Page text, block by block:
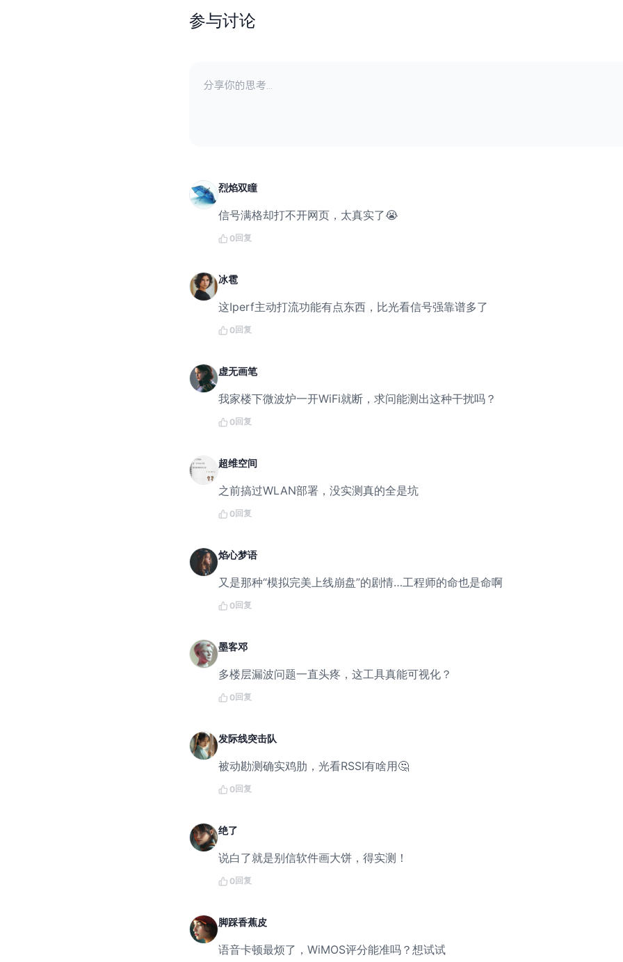
参与讨论
烈焰双瞳
信号满格却打不开网页，太真实了😭
0回复
冰雹
这Iperf主动打流功能有点东西，比光看信号强靠谱多了
0回复
虚无画笔
我家楼下微波炉一开WiFi就断，求问能测出这种干扰吗？
0回复
超维空间
之前搞过WLAN部署，没实测真的全是坑
0回复
焰心梦语
又是那种“模拟完美上线崩盘”的剧情…工程师的命也是命啊
0回复
墨客邓
多楼层漏波问题一直头疼，这工具真能可视化？
0回复
发际线突击队
被动勘测确实鸡肋，光看RSSI有啥用🤔
0回复
绝了
说白了就是别信软件画大饼，得实测！
0回复
脚踩香蕉皮
语音卡顿最烦了，WiMOS评分能准吗？想试试